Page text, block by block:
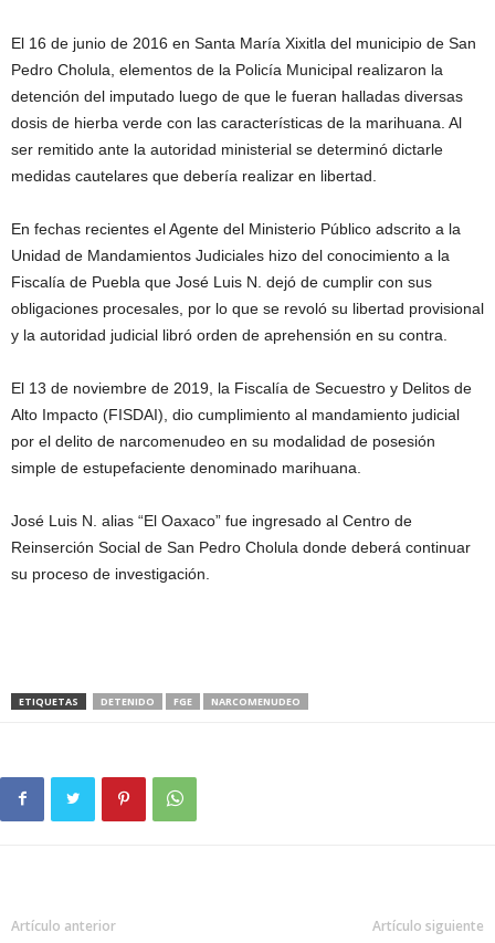
El 16 de junio de 2016 en Santa María Xixitla del municipio de San
Pedro Cholula, elementos de la Policía Municipal realizaron la
detención del imputado luego de que le fueran halladas diversas
dosis de hierba verde con las características de la marihuana. Al
ser remitido ante la autoridad ministerial se determinó dictarle
medidas cautelares que debería realizar en libertad.
En fechas recientes el Agente del Ministerio Público adscrito a la
Unidad de Mandamientos Judiciales hizo del conocimiento a la
Fiscalía de Puebla que José Luis N. dejó de cumplir con sus
obligaciones procesales, por lo que se revoló su libertad provisional
y la autoridad judicial libró orden de aprehensión en su contra.
El 13 de noviembre de 2019, la Fiscalía de Secuestro y Delitos de
Alto Impacto (FISDAI), dio cumplimiento al mandamiento judicial
por el delito de narcomenudeo en su modalidad de posesión
simple de estupefaciente denominado marihuana.
José Luis N. alias “El Oaxaco” fue ingresado al Centro de
Reinserción Social de San Pedro Cholula donde deberá continuar
su proceso de investigación.
ETIQUETAS DETENIDO FGE NARCOMENUDEO
Artículo anterior Artículo siguiente